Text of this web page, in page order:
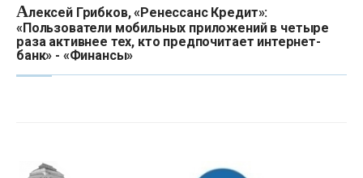
Алексей Грибков, «Ренессанс Кредит»:
«Пользователи мобильных приложений в четыре
раза активнее тех, кто предпочитает интернет-
банк» - «Финансы»